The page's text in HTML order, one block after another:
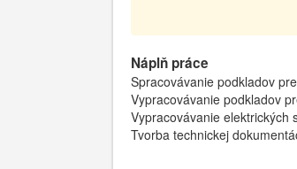
Náplň práce
Spracovávanie podkladov
Vypracovávanie podkladov
Vypracovávanie elektrických
Tvorba technickej